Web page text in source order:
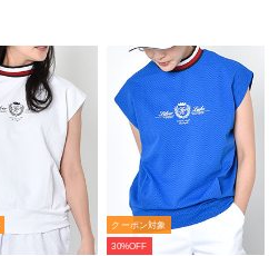
クーポン対象
30%OFF